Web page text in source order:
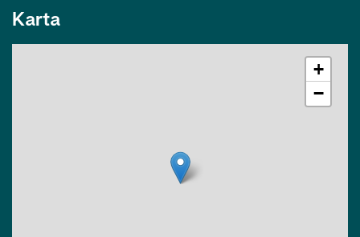
Karta
+
−